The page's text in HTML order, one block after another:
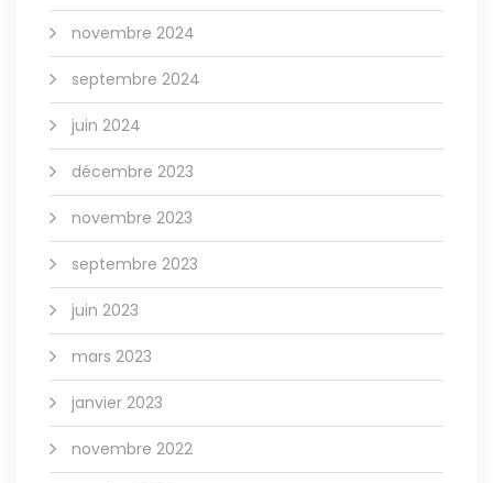
novembre 2024
septembre 2024
juin 2024
décembre 2023
novembre 2023
septembre 2023
juin 2023
mars 2023
janvier 2023
novembre 2022